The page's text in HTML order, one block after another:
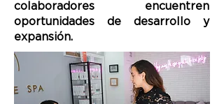
colaboradores encuentren
oportunidades de desarrollo y
expansión.